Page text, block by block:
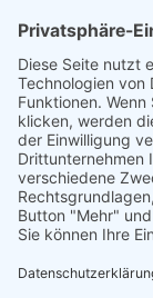
Saarland
Sachsen
Sachsen-Anhalt
Schleswig-Holstein
Thüringen